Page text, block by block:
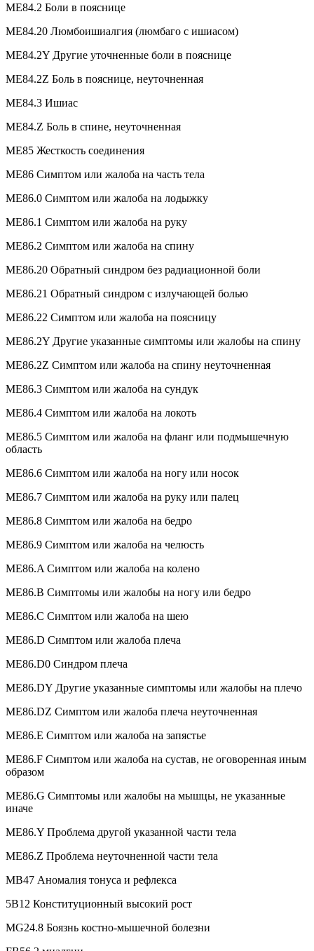
ME84.2 Боли в пояснице
ME84.20 Люмбоишиалгия (люмбаго с ишиасом)
ME84.2Y Другие уточненные боли в пояснице
ME84.2Z Боль в пояснице, неуточненная
ME84.3 Ишиас
ME84.Z Боль в спине, неуточненная
ME85 Жесткость соединения
ME86 Симптом или жалоба на часть тела
ME86.0 Симптом или жалоба на лодыжку
ME86.1 Симптом или жалоба на руку
ME86.2 Симптом или жалоба на спину
ME86.20 Обратный синдром без радиационной боли
ME86.21 Обратный синдром с излучающей болью
ME86.22 Симптом или жалоба на поясницу
ME86.2Y Другие указанные симптомы или жалобы на спину
ME86.2Z Симптом или жалоба на спину неуточненная
ME86.3 Симптом или жалоба на сундук
ME86.4 Симптом или жалоба на локоть
ME86.5 Симптом или жалоба на фланг или подмышечную
область
ME86.6 Симптом или жалоба на ногу или носок
ME86.7 Симптом или жалоба на руку или палец
ME86.8 Симптом или жалоба на бедро
ME86.9 Симптом или жалоба на челюсть
ME86.A Симптом или жалоба на колено
ME86.B Симптомы или жалобы на ногу или бедро
ME86.C Симптом или жалоба на шею
ME86.D Симптом или жалоба плеча
ME86.D0 Синдром плеча
ME86.DY Другие указанные симптомы или жалобы на плечо
ME86.DZ Симптом или жалоба плеча неуточненная
ME86.E Симптом или жалоба на запястье
ME86.F Симптом или жалоба на сустав, не оговоренная иным
образом
ME86.G Симптомы или жалобы на мышцы, не указанные
иначе
ME86.Y Проблема другой указанной части тела
ME86.Z Проблема неуточненной части тела
MB47 Аномалия тонуса и рефлекса
5B12 Конституционный высокий рост
MG24.8 Боязнь костно-мышечной болезни